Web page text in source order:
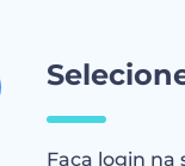
Faça login na